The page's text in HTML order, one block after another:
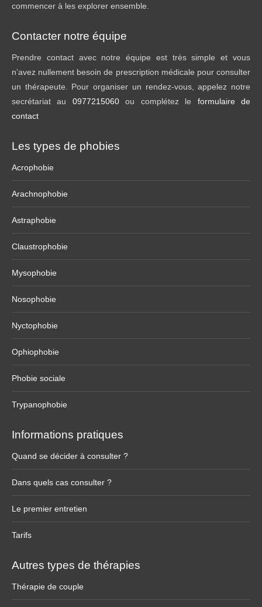
commencer à les explorer ensemble.
Contacter notre équipe
Prendre contact avec notre équipe est très simple et vous
n’avez nullement besoin de prescription médicale pour consulter
un thérapeute. Pour organiser un rendez-vous, appelez notre
secrétariat au 0977215060ou complétez le formulaire de
contact
Les types de phobies
Acrophobie
Arachnophobie
Astraphobie
Claustrophobie
Mysophobie
Nosophobie
Nyctophobie
Ophiophobie
Phobie sociale
Trypanophobie
Informations pratiques
Quand se décider à consulter ?
Dans quels cas consulter ?
Le premier entretien
Tarifs
Autres types de thérapies
Thérapie de couple